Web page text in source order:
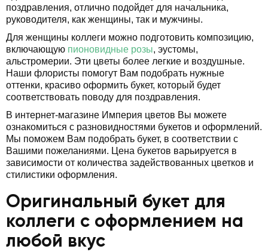
поздравления, отлично подойдет для начальника,
руководителя, как женщины, так и мужчины.
Для женщины коллеги можно подготовить композицию,
включающую пионовидные розы, эустомы,
альстромерии. Эти цветы более легкие и воздушные.
Наши флористы помогут Вам подобрать нужные
оттенки, красиво оформить букет, который будет
соответствовать поводу для поздравления.
В интернет-магазине Империя цветов Вы можете
ознакомиться с разновидностями букетов и оформлений.
Мы поможем Вам подобрать букет, в соответствии с
Вашими пожеланиями. Цена букетов варьируется в
зависимости от количества задействованных цветков и
стилистики оформления.
Оригинальный букет для
коллеги с оформлением на
любой вкус